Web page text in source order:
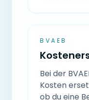
BVAEB
Bei der
Kosten
ob du eine